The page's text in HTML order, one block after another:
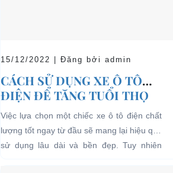
15/12/2022 | Đăng bởi admin
CÁCH SỬ DỤNG XE Ô TÔ
ĐIỆN ĐỂ TĂNG TUỔI THỌ
CHO XE
Việc lựa chọn một chiếc xe ô tô điện chất
lượng tốt ngay từ đầu sẽ mang lại hiệu quả
sử dụng lâu dài và bền đẹp. Tuy nhiên